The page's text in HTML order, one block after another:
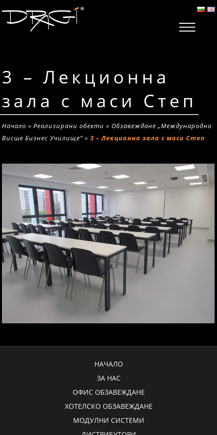
3 – Лекционна
зала с маси Степ
Начало »Реализирани обекти » Обзавеждане „Международно
Висше Бизнес Училище“ »3 – Лекционна зала с маси Степ
НАЧАЛО
ЗА НАС
ОФИС ОБЗАВЕЖДАНЕ
ХОТЕЛСКО ОБЗАВЕЖДАНЕ
МОДУЛНИ СИСТЕМИ